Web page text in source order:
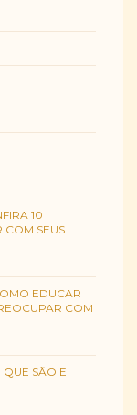
10
COM SEUS
EDUCAR
COM
SÃO E